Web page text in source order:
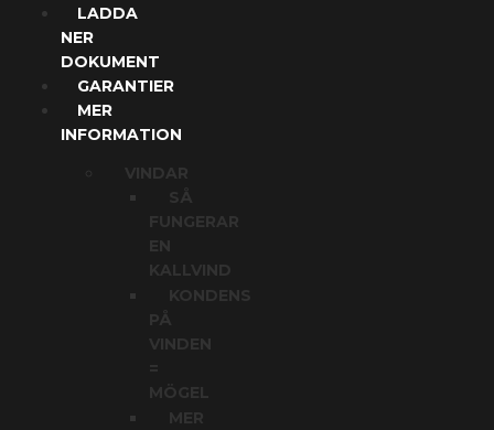
LADDA
NER
DOKUMENT
GARANTIER
MER
INFORMATION
VINDAR
SÅ
FUNGERAR
KALLVIND
KONDENS
PÅ
VINDEN
MÖGEL
MER